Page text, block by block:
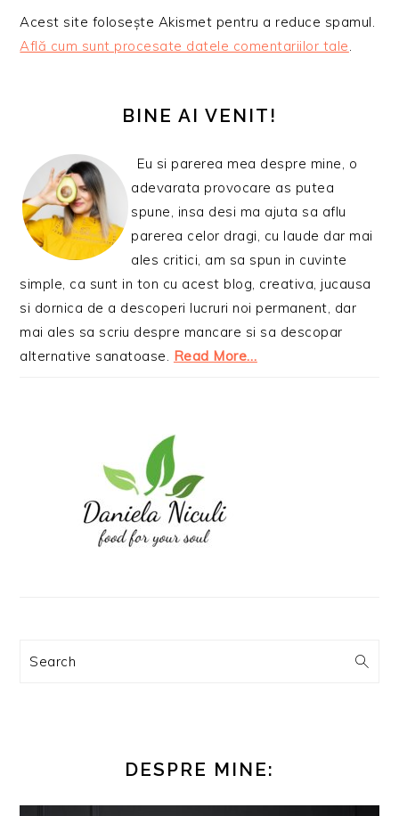
Acest site folosește Akismet pentru a reduce spamul.
Află cum sunt procesate datele comentariilor tale.
PRINCIPALĂBINE AI VENIT!
Eu si parerea mea despre mine, o
adevarata provocare as putea
spune, insa desi ma ajuta sa aflu
parerea celor dragi, cu laude dar mai
ales critici, am sa spun in cuvinte
simple, ca sunt in ton cu acest blog, creativa, jucausa
si dornica de a descoperi lucruri noi permanent, dar
mai ales sa scriu despre mancare si sa descopar
alternative sanatoase. Read More…
Search
DESPRE MINE: